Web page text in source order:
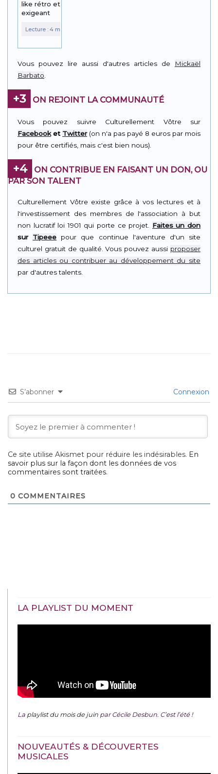
like rétro et
exigeant
Vous pouvez lire aussi d'autres articles de
Mickaël
Barbato
+3 ON REJOINT LA COMMUNAUTÉ
Vous pouvez suivre Culturellement Vôtre sur
Facebooket Twitter(on n'a pas payé 8 euros par mois
pour être certifiés, mais c'est bien nous).
+4
ON CONTRIBUE EN FAISANT UN DON, OU
PAR SON TALENT
Culturellement Vôtre existe grâce à vos lectures et à
l'investissement des membres de l'association à but
non lucratif loi 1901 qui porte ce projet. Faites un don
sur Tipeee pour que continue l'aventure d'un site
culturel gratuit de qualité. Vous pouvez aussi proposer
des articles ou contribuer au développement du site
par d'autres talents.
S’abonner Connexion
Ce site utilise Akismet pour réduire les indésirables. En
savoir plus sur la façon dont les données de vos
commentaires sont traitées.
0 COMMENTAIRES
LA PLAYLIST DU MOMENT
La playlist du mois de juin par Cécile Desbun. C’est l’été !
NOUVEAUTÉS & DÉCOUVERTES
MUSICALES